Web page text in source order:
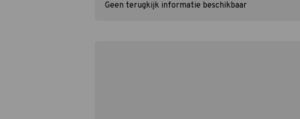
Geen terugkijk informatie beschikbaar